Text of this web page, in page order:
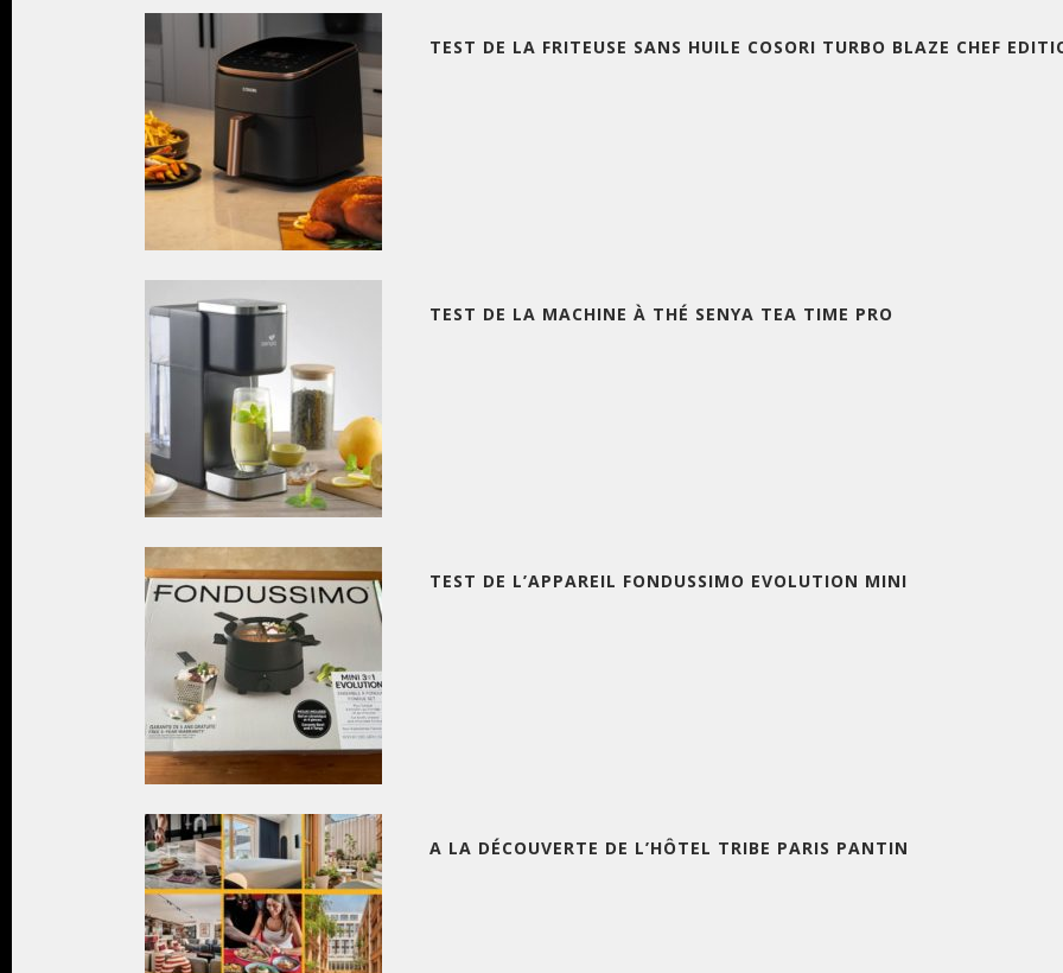
TEST DE LA FRITEUSE SANS HUILE COSORI TURBO BLAZE CHEF
TEST DE LA MACHINE À THÉ SENYA TEA TIME PRO
TEST DE L’APPAREIL FONDUSSIMO EVOLUTION MINI
A LA DÉCOUVERTE DE L’HÔTEL TRIBE PARIS PANTIN